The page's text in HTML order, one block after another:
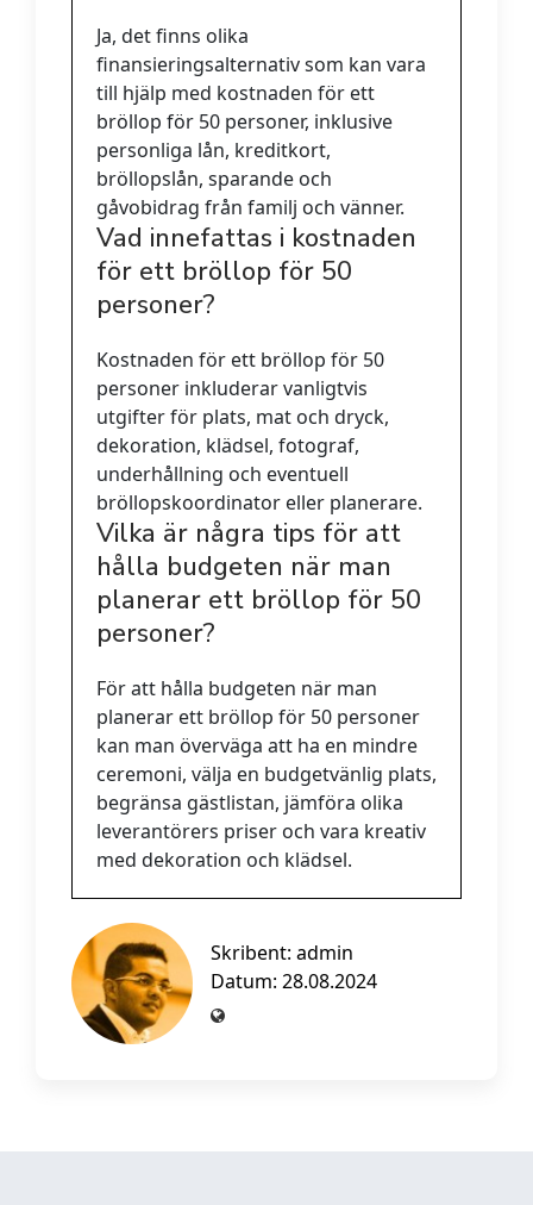
Ja, det finns olika
finansieringsalternativ som kan vara
till hjälp med kostnaden för ett
bröllop för 50 personer, inklusive
personliga lån, kreditkort,
bröllopslån, sparande och
gåvobidrag från familj och vänner.
Vad innefattas i kostnaden
för ett bröllop för 50
personer?
Kostnaden för ett bröllop för 50
personer inkluderar vanligtvis
utgifter för plats, mat och dryck,
dekoration, klädsel, fotograf,
underhållning och eventuell
bröllopskoordinator eller planerare.
Vilka är några tips för att
hålla budgeten när man
planerar ett bröllop för 50
personer?
För att hålla budgeten när man
planerar ett bröllop för 50 personer
kan man överväga att ha en mindre
ceremoni, välja en budgetvänlig plats,
begränsa gästlistan, jämföra olika
leverantörers priser och vara kreativ
med dekoration och klädsel.
Skribent: admin
Datum: 28.08.2024